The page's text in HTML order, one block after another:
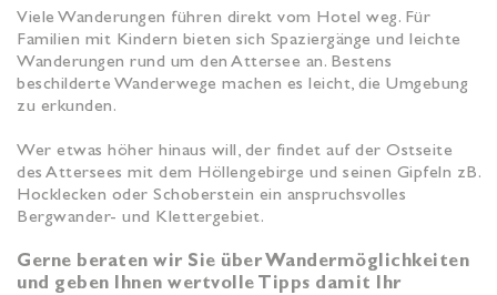
Viele Wanderungen führen direkt vom Hotel weg. Für
Familien mit Kindern bieten sich Spaziergänge und leichte
Wanderungen rund um den Attersee an. Bestens
beschilderte Wanderwege machen es leicht, die Umgebung
zu erkunden.
Wer etwas höher hinaus will, der findet auf der Ostseite
des Attersees mit dem Höllengebirge und seinen Gipfeln zB.
Hocklecken oder Schoberstein ein anspruchsvolles
Bergwander- und Klettergebiet.
Gerne beraten wir Sie über Wandermöglichkeiten
und geben Ihnen wertvolle Tipps damit Ihr